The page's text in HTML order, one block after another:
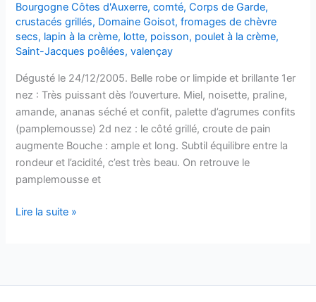
Bourgogne Côtes d'Auxerre,comté,Corps de Garde,
crustacés grillés, Domaine Goisot,fromages de chèvre
secs, lapin à la crème, lotte, poisson, poulet à la crème,
Saint-Jacques poêlées,valençay
Dégusté le 24/12/2005. Belle robe or limpide et brillante 1er
nez : Très puissant dès l’ouverture. Miel, noisette, praline,
amande, ananas séché et confit, palette d’agrumes confits
(pamplemousse) 2d nez : le côté grillé, croute de pain
augmente Bouche : ample et long. Subtil équilibre entre la
rondeur et l’acidité, c’est très beau. On retrouve le
pamplemousse et
Bourgogne
Lire la suite »